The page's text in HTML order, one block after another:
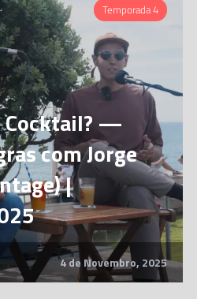
Temporada 4
Cocktail? —
com Jorge
|
4 de Novembro, 2025